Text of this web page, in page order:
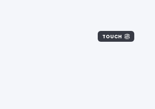
TOUCH